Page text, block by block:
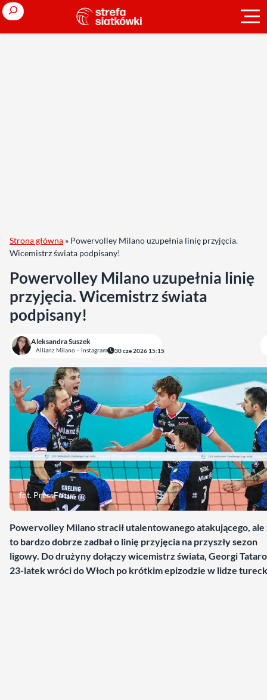
Search
Strona główna » Powervolley Milano uzupełnia linię przyjęcia.
Wicemistrz świata podpisany!
Powervolley Milano uzupełnia linię
przyjęcia. Wicemistrz świata
podpisany!
Aleksandra Suszek
Allianz Milano – Instagram 30 cze 2026 15:15
fot. PressFocus
Powervolley Milano stracił utalentowanego atakującego, ale
to bardzo dobrze zadbał o linię przyjęcia na przyszły sezon
ligowy. Do drużyny dołączy wicemistrz świata, Georgi
23-latek wróci do Włoch po krótkim epizodzie w lidze